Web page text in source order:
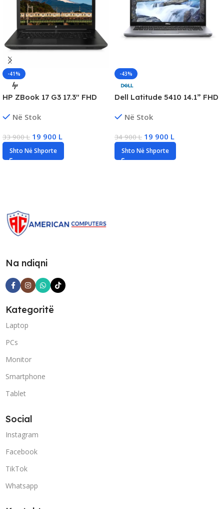
-41%
HP ZBook 17 G3 17.3″ FHD
6th Gen, 16GB RAM, 256GB
Në Stok
33 900L 19 900 L
Shto Në Shporte
-43%
Dell Latitude 5410 14.1” FHD
Gen10, 16GB DDR4, 256GB
Në Stok
34 900L 19 900 L
Shto Në Shporte
Na ndiqni
Kategoritë
Laptop
PCs
Monitor
Smartphone
Tablet
Social
Instagram
Facebook
TikTok
Whatsapp